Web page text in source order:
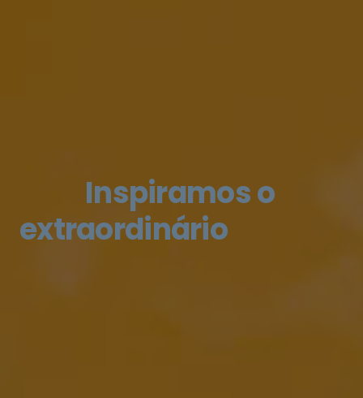
extraordinário
Inspiramos o